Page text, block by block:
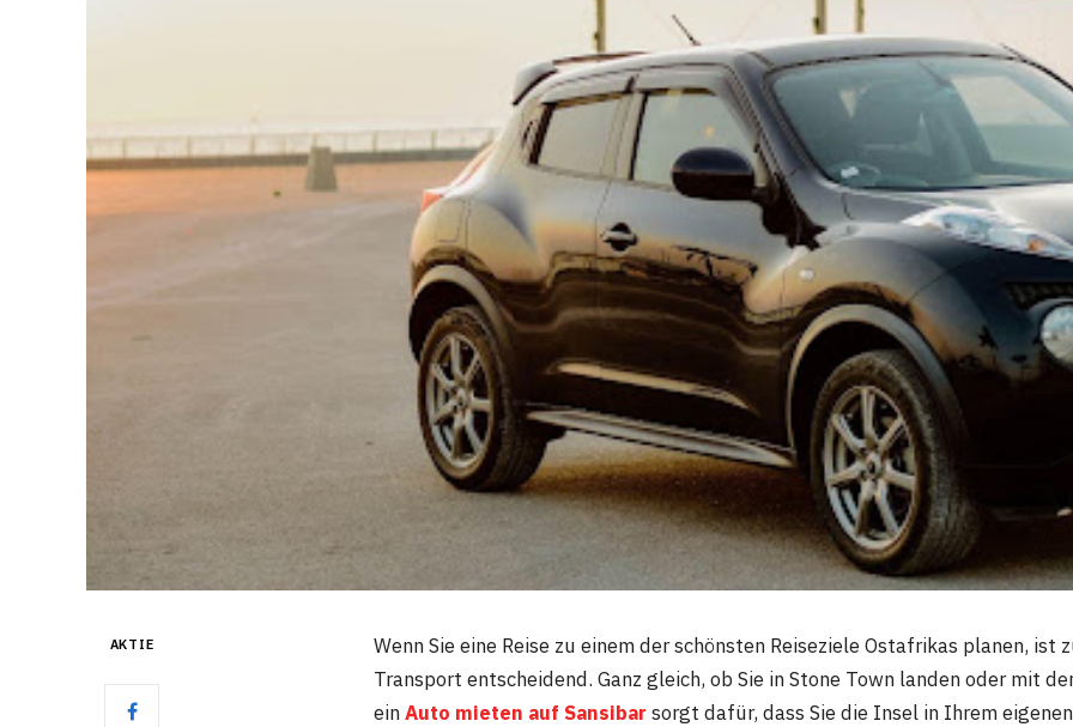
AKTIE
Wenn Sie eine Reise zu einem der schönsten Reiseziele Ostafrikas planen, ist
Transport entscheidend. Ganz gleich, ob Sie in Stone Town landen oder mit
einAuto mieten auf Sansibar sorgt dafür, dass Sie die Insel in Ihrem